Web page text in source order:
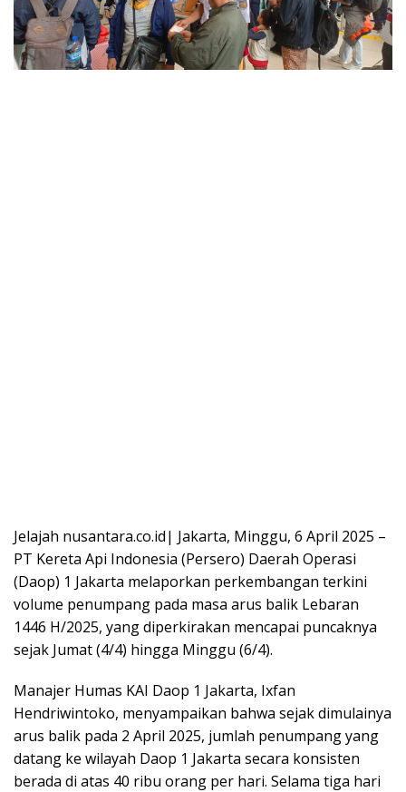
Jelajah nusantara.co.id| Jakarta, Minggu, 6 April 2025 –
PT Kereta Api Indonesia (Persero) Daerah Operasi
(Daop) 1 Jakarta melaporkan perkembangan terkini
volume penumpang pada masa arus balik Lebaran
1446 H/2025, yang diperkirakan mencapai puncaknya
sejak Jumat (4/4) hingga Minggu (6/4).
Manajer Humas KAI Daop 1 Jakarta, Ixfan
Hendriwintoko, menyampaikan bahwa sejak dimulainya
arus balik pada 2 April 2025, jumlah penumpang yang
datang ke wilayah Daop 1 Jakarta secara konsisten
berada di atas 40 ribu orang per hari. Selama tiga hari